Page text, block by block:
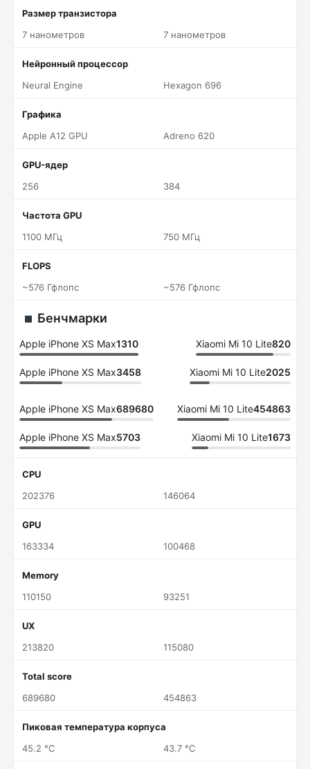
Размер транзистора
7 нанометров
7 нанометров
Нейронный процессор
Neural Engine
Hexagon 696
Графика
Apple A12 GPU
Adreno 620
GPU-ядер
256
384
Частота GPU
1100 МГц
750 МГц
FLOPS
~576 Гфлопс
~576 Гфлопс
Бенчмарки
Apple iPhone XS Max1310 Xiaomi Mi 10 Lite820
Apple iPhone XS Max3458 Xiaomi Mi 10 Lite2025
Apple iPhone XS Max689680 Xiaomi Mi 10 Lite454863
Apple iPhone XS Max5703 Xiaomi Mi 10 Lite1673
CPU
202376
146064
GPU
163334
100468
Memory
110150
93251
UX
213820
115080
Total score
689680
454863
Пиковая температура корпуса
45.2 °C
43.7 °C